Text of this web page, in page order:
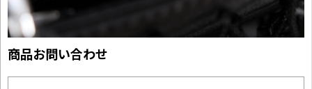
商品お問い合わせ